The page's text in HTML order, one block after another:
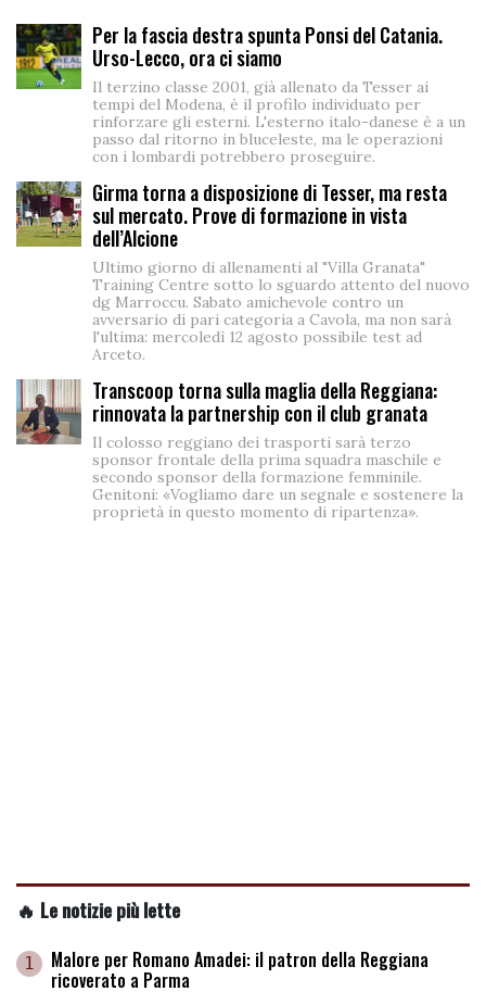
Per la fascia destra spunta Ponsi del Catania.
Urso-Lecco, ora ci siamo
Il terzino classe 2001, già allenato da Tesser ai
tempi del Modena, è il profilo individuato per
rinforzare gli esterni. L'esterno italo-danese è a un
passo dal ritorno in bluceleste, ma le operazioni
con i lombardi potrebbero proseguire.
Girma torna a disposizione di Tesser, ma resta
sul mercato. Prove di formazione in vista
dell’Alcione
Ultimo giorno di allenamenti al "Villa Granata"
Training Centre sotto lo sguardo attento del nuovo
dg Marroccu. Sabato amichevole contro un
avversario di pari categoria a Cavola, ma non sarà
l'ultima: mercoledì 12 agosto possibile test ad
Arceto.
Transcoop torna sulla maglia della Reggiana:
rinnovata la partnership con il club granata
Il colosso reggiano dei trasporti sarà terzo
sponsor frontale della prima squadra maschile e
secondo sponsor della formazione femminile.
Genitoni: «Vogliamo dare un segnale e sostenere la
proprietà in questo momento di ripartenza».
🔥 Le notizie più lette
1 Malore per Romano Amadei: il patron della Reggiana
ricoverato a Parma